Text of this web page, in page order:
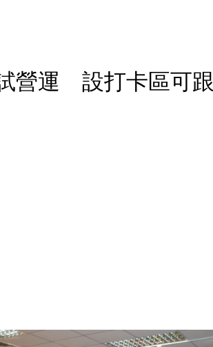
營運 設打卡區可跟